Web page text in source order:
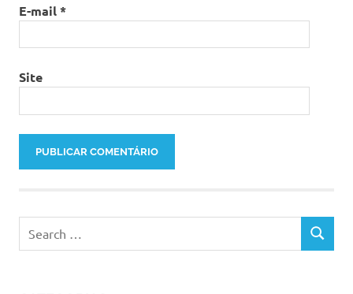
E-mail*
Site
for:
SEARCH